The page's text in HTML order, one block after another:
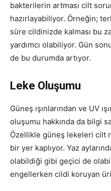
bakterilerin artması cilt
hazırlayabiliyor. Örneğin;
süre cildinizde kalması bu
yardımcı olabiliyor. Gün
de bu durumda artıyor.
Leke Oluşumu
Güneş ışınlarından ve UV
oluşumu hakkında da bilgi
Özellikle güneş lekeleri cilt
bir yer kaplıyor. Yaz
olabildiği gibi geçici de
engellerken cildi koruyan